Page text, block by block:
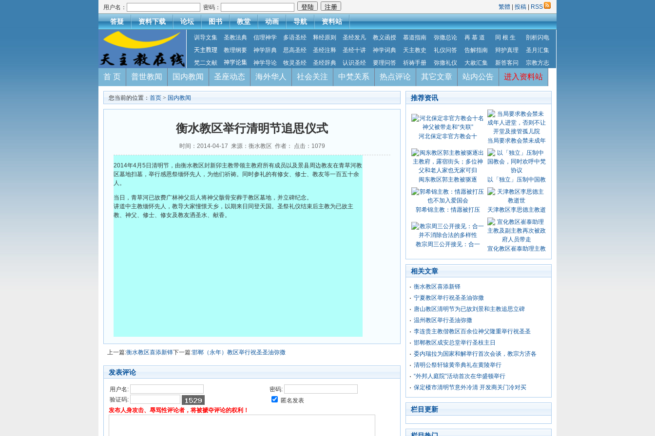
用户名： 密码： 繁體 投稿 RSS
答疑 资料下载 论坛 图书 教堂 动画 导航 资料站
训导文集 圣教法典 信理神学 多语圣经 释经原则 圣经发凡 教义函授 慕道指南 弥撒总论 再 慕 道 同 根 生
剖析闪电
天主教理
教理纲要 神学辞典 思高圣经 圣经注释 圣经十讲 神学词典 天主教史 礼仪问答 告解指南 辩护真理
圣月汇集
梵二文献
神学论集 神学导论 牧灵圣经 圣经辞典 认识圣经 要理问答 祈祷手册 弥撒礼仪 大赦汇集 新答客问 宗教方志
首 页 普世教闻 国内教闻 圣座动态 海外华人 社会关注 中梵关系 热点评论 其它文章 站内公告 进入资料站
您当前的位置： 首页 > 国内教闻
衡水教区举行清明节追思仪式
时间：2014-04-17 来源：衡水教区 作者： 点击： 1079
2014年4月5日清明节，由衡水教区封新卯主教带领主教府所有成员以及景县周边教友在青草河教
区墓地扫墓，举行感恩祭缅怀先人，为他们祈祷。同时参礼的有修女、修士、教友等一百五十余
人。
当日，青草河已故费广林神父后人将神父骸骨安葬于教区墓地，并立碑纪念。
讲道中主教缅怀先人，教导大家憧憬天乡，以期来日同登天国。圣祭礼仪结束后主教为已故主
教、神父、修士、修女及教友洒圣水、献香。
上一篇:衡水教区喜添新铎下一篇:邯郸（永年）教区举行祝圣圣油弥撒
发表评论
用户名:
密码:
验证码:
匿名发表
发布人身攻击、辱骂性评论者，将被褫夺评论的权利！
推荐资讯
河北保定非官方教会十
当局要求教会禁未成年
闽东教区郭主教被驱逐 以「独立」压制中国教
郭希锦主教：情愿被打压 天津教区李思德主教逝
教宗周三公开接见：合一
宣化教区崔泰助理主教
相关文章
衡水教区喜添新铎
宁夏教区举行祝圣圣油弥撒
唐山教区清明节为已故刘景和主教追思立碑
温州教区举行圣油弥撒
李连贵主教偕教区百余位神父隆重举行祝圣圣
邯郸教区成安总堂举行圣枝主日
委内瑞拉为国家和解举行首次会谈，教宗方济各
清明公祭轩辕黄帝典礼在黄陵举行
“外邦人庭院”活动首次在华盛顿举行
保定楼市清明节意外冷清 开发商关门冷对买
栏目更新